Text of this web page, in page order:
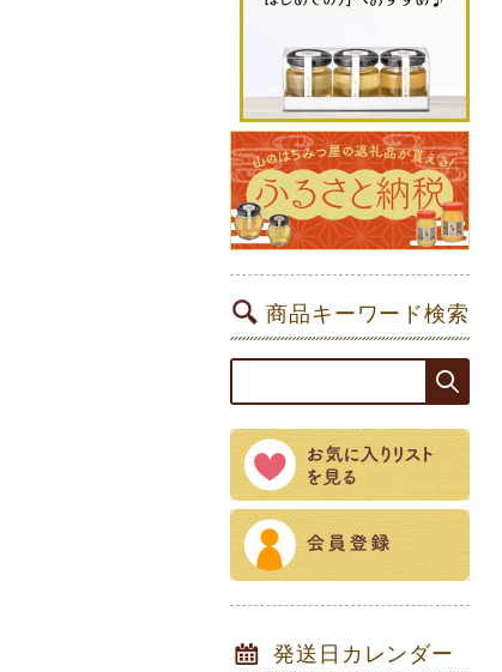
商品キーワード検索